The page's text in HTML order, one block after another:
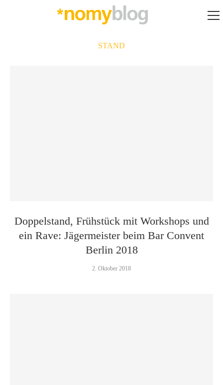
STAND
Doppelstand, Frühstück mit Workshops und
ein Rave: Jägermeister beim Bar Convent
Berlin 2018
2. Oktober 2018